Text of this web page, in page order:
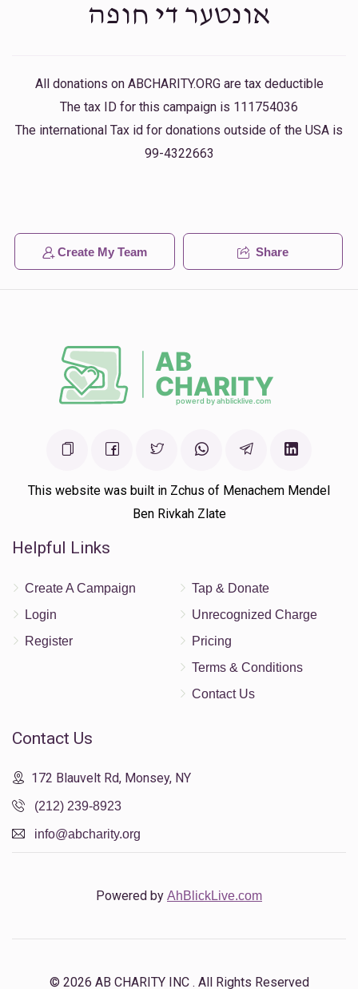
אונטער די חופה
All donations on ABCHARITY.ORG are tax deductible
The tax ID for this campaign is 111754036
The international Tax id for donations outside of the USA is
99-4322663
Create My Team Share
This website was built in Zchus of Menachem Mendel
Ben Rivkah Zlate
Helpful Links
Create A Campaign
Login
Register
Tap & Donate
Unrecognized Charge
Pricing
Terms & Conditions
Contact Us
Contact Us
172 Blauvelt Rd, Monsey, NY
(212) 239-8923
info@abcharity.org
Powered by AhBlickLive.com
© 2026 AB CHARITY INC . All Rights Reserved